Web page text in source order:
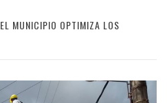
EL MUNICIPIO OPTIMIZA LOS